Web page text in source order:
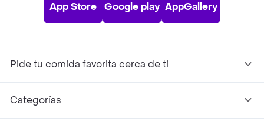
App Store Google play AppGallery
Pide tu comida favorita cerca de ti
Categorías